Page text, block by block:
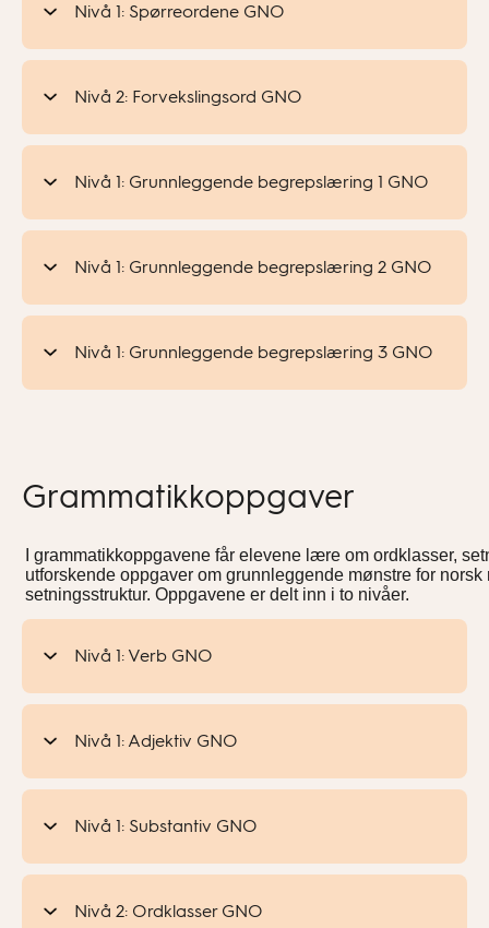
Nivå 1: Spørreordene GNO
Nivå 2: Forvekslingsord GNO
Nivå 1: Grunnleggende begrepslæring 1 GNO
Nivå 1: Grunnleggende begrepslæring 2 GNO
Nivå 1: Grunnleggende begrepslæring 3 GNO
Grammatikkoppgaver
I grammatikkoppgavene får elevene lære om ordklasser,
utforskende oppgaver om grunnleggende mønstre for norsk
setningsstruktur. Oppgavene er delt inn i to nivåer.
Nivå 1: Verb GNO
Nivå 1: Adjektiv GNO
Nivå 1: Substantiv GNO
Nivå 2: Ordklasser GNO